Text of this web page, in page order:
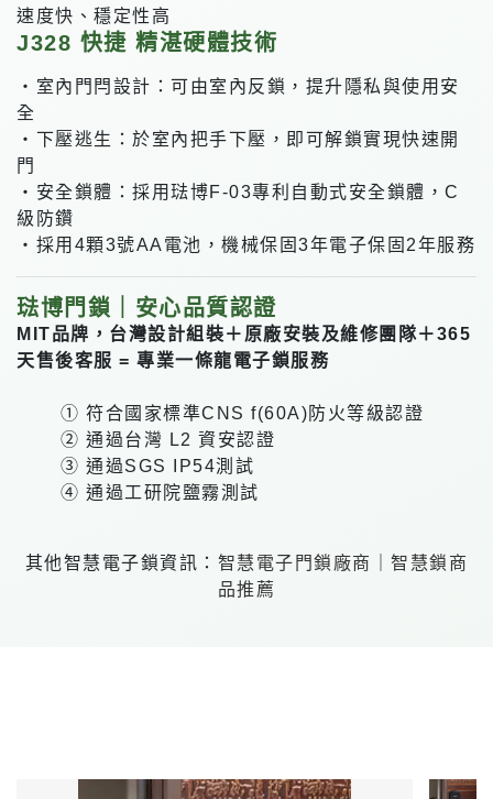
速度快、穩定性高
J328 快捷 精湛硬體技術
・室內門閂設計：可由室內反鎖，提升隱私與使用安
全
・下壓逃生：於室內把手下壓，即可解鎖實現快速開
門
・安全鎖體：採用琺博F-03專利自動式安全鎖體，C
級防鑽
・採用4顆3號AA電池，機械保固3年電子保固2年服務
琺博門鎖｜安心品質認證
MIT品牌，台灣設計組裝＋原廠安裝及維修團隊＋365
天售後客服 = 專業一條龍電子鎖服務
① 符合國家標準CNS f(60A)防火等級認證
② 通過台灣 L2 資安認證
③ 通過SGS IP54測試
④ 通過工研院鹽霧測試
其他智慧電子鎖資訊： 智慧電子門鎖廠商 ｜智慧鎖商
品推薦